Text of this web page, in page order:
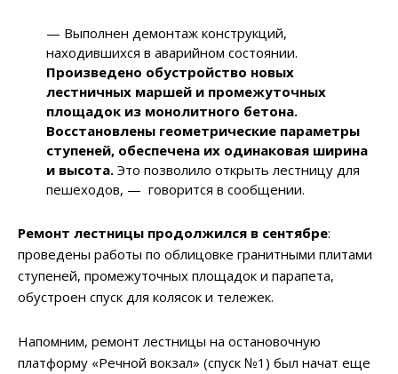
— Выполнен демонтаж конструкций,
находившихся в аварийном состоянии.
Произведено обустройство новых
лестничных маршей и промежуточных
площадок из монолитного бетона.
Восстановлены геометрические параметры
ступеней, обеспечена их одинаковая ширина
и высота. Это позволило открыть лестницу для
пешеходов, — говорится в сообщении.
Ремонт лестницы продолжился в сентябре:
проведены работы по облицовке гранитными плитами
ступеней, промежуточных площадок и парапета,
обустроен спуск для колясок и тележек.
Напомним, ремонт лестницы на остановочную
платформу «Речной вокзал» (спуск №1) был начат еще